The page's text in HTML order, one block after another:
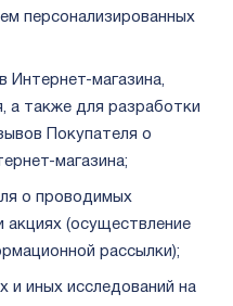
персонализированных
Интернет-магазина,
а также для разработки
Покупателя о
магазина;
о проводимых
акциях (осуществление
рассылки);
и иных исследований на